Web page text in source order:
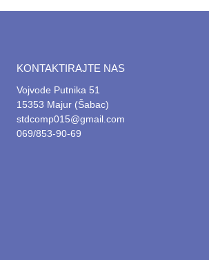
KONTAKTIRAJTE NAS
Vojvode Putnika 51
15353 Majur (Šabac)
stdcomp015@gmail.com
069/853-90-69